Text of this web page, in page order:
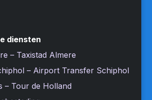
diensten
– Taxistad Almere
– Airport Transfer Schiphol
– Tour de Holland